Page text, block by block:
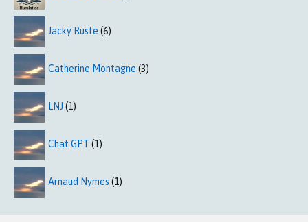
Jacky Ruste (6)
Catherine Montagne (3)
LNJ (1)
Chat GPT (1)
Arnaud Nymes (1)